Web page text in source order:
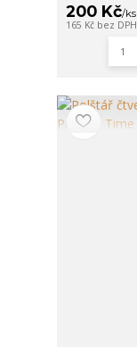
200 Kč/ks
165 Kč bez DPH